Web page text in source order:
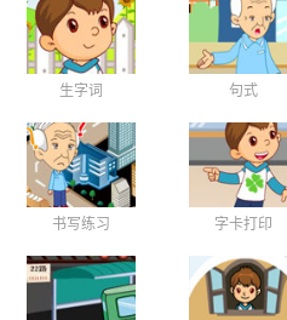
生字词 句式
书写练习 字卡打印